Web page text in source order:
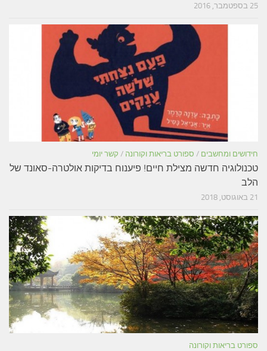
25 בספטמבר, 2016
חידושים ומחשבים / ספורט בריאות וקורונה / קשר יומי
טכנולוגיה חדשה מצילת חיים! פיענוח בדיקות אולטרה-סאונד של
הלב
21 באוגוסט, 2018
ספורט בריאות וקורונה